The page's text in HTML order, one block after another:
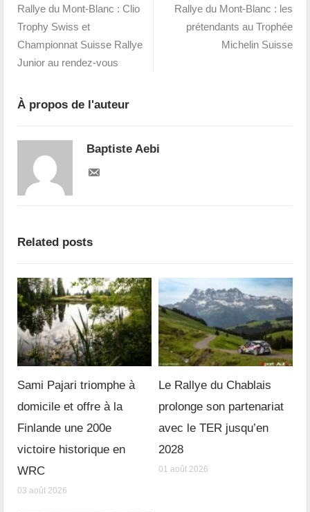
Rallye du Mont-Blanc : Clio
Trophy Swiss et
Championnat Suisse Rallye
Junior au rendez-vous
Rallye du Mont-Blanc : les
prétendants au Trophée
Michelin Suisse
À propos de l'auteur
Baptiste Aebi
Related posts
Sami Pajari triomphe à
domicile et offre à la
Finlande une 200e
victoire historique en
WRC
03 août 2026
Le Rallye du Chablais
prolonge son partenariat
avec le TER jusqu’en
2028
01 août 2026